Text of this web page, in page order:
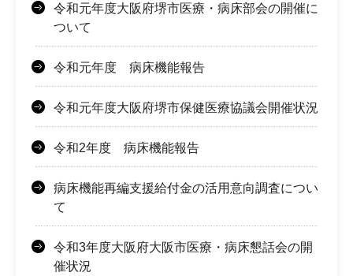
令和元年度大阪府堺市医療・病床部会の開催に
ついて
令和元年度 病床機能報告
令和元年度大阪府堺市保健医療協議会開催状況
令和2年度 病床機能報告
病床機能再編支援給付金の活用意向調査につい
て
令和3年度大阪府大阪市医療・病床懇話会の開
催状況